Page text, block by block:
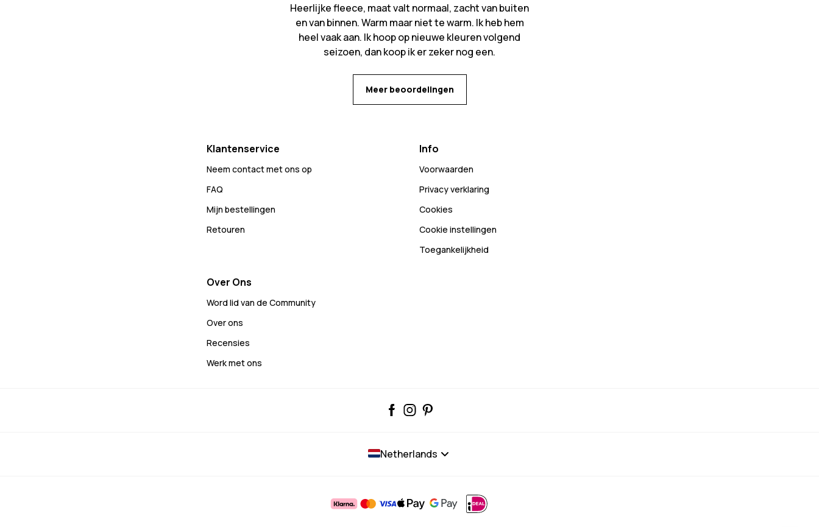
Heerlijke fleece, maat valt normaal, zacht van buiten
en van binnen. Warm maar niet te warm. Ik heb hem
heel vaak aan. Ik hoop op nieuwe kleuren volgend
seizoen, dan koop ik er zeker nog een.
Meer beoordelingen
Klantenservice
Neem contact met ons op
FAQ
Mijn bestellingen
Retouren
Info
Voorwaarden
Privacy verklaring
Cookies
Cookie instellingen
Toegankelijkheid
Over Ons
Word lid van de Community
Over ons
Recensies
Werk met ons
Netherlands